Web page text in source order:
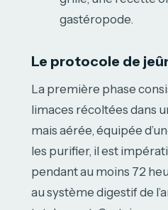
gastéropode.
Le protocole de
La première phase
limaces récoltées dans
mais aérée, équipée
les purifier, il est
pendant au moins 72
au système digestif de